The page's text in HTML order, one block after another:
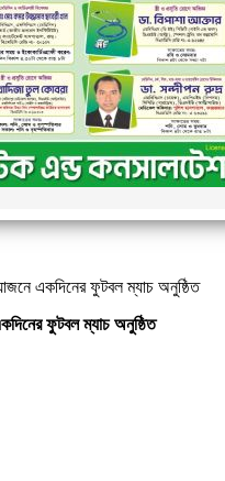
একদিনের ফুটবল ম্যাচ অনুষ্ঠিত
ফুটবল ম্যাচ অনুষ্ঠিত